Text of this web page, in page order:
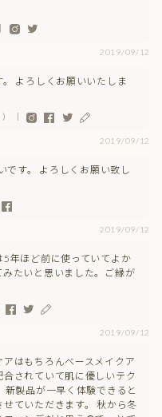
2019/09/12
よろしくお願いいたしま
｜
2019/09/12
です。 よろしくお願い致し
2019/09/12
年ほど前に使っていてよか
たいと思いました。ご縁が
2019/09/12
はもちろんベースメイクア
されていて肌に優しいテク
新製品が一早く体験できると
ていただきます。 秋から冬